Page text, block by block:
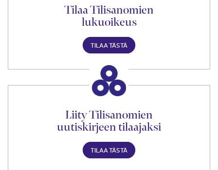
Tilaa Tilisanomien
lukuoikeus
TILAA TÄSTÄ
Liity Tilisanomien
uutiskirjeen tilaajaksi
TILAA TÄSTÄ